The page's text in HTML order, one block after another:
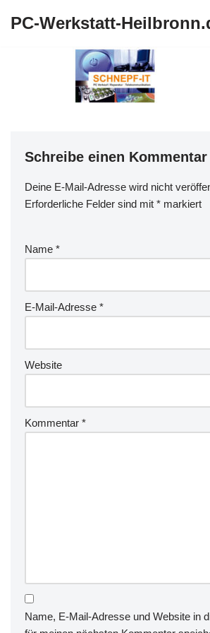
PC-Werkstatt-
Schreibe einen Kommentar
Deine E-Mail-Adresse wird nicht
Erforderliche Felder sind mit * markiert
Name *
E-Mail-Adresse *
Website
Kommentar *
Name, E-Mail-Adresse und Website in